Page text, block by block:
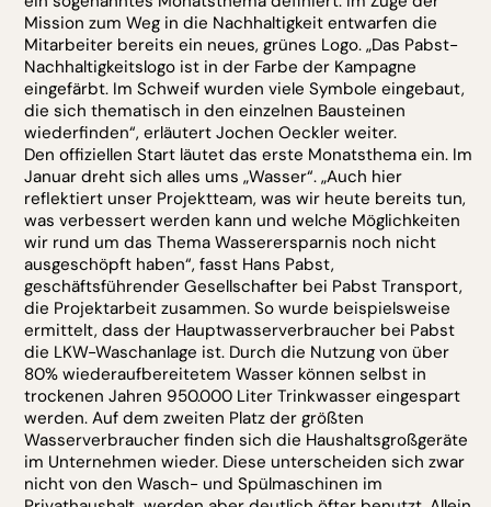
Mission zum Weg in die Nachhaltigkeit entwarfen die
Mitarbeiter bereits ein neues, grünes Logo. „Das Pabst-
Nachhaltigkeitslogo ist in der Farbe der Kampagne
eingefärbt. Im Schweif wurden viele Symbole eingebaut,
die sich thematisch in den einzelnen Bausteinen
wiederfinden“, erläutert Jochen Oeckler weiter.
Den offiziellen Start läutet das erste Monatsthema ein. Im
Januar dreht sich alles ums „Wasser“. „Auch hier
reflektiert unser Projektteam, was wir heute bereits tun,
was verbessert werden kann und welche Möglichkeiten
wir rund um das Thema Wasserersparnis noch nicht
ausgeschöpft haben“, fasst Hans Pabst,
geschäftsführender Gesellschafter bei Pabst Transport,
die Projektarbeit zusammen. So wurde beispielsweise
ermittelt, dass der Hauptwasserverbraucher bei Pabst
die LKW-Waschanlage ist. Durch die Nutzung von über
80% wiederaufbereitetem Wasser können selbst in
trockenen Jahren 950.000 Liter Trinkwasser eingespart
werden. Auf dem zweiten Platz der größten
Wasserverbraucher finden sich die Haushaltsgroßgeräte
im Unternehmen wieder. Diese unterscheiden sich zwar
nicht von den Wasch- und Spülmaschinen im